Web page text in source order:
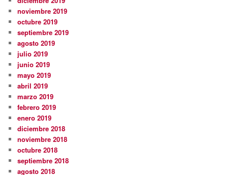
noviembre 2019
octubre 2019
septiembre 2019
agosto 2019
julio 2019
junio 2019
mayo 2019
abril 2019
marzo 2019
febrero 2019
enero 2019
diciembre 2018
noviembre 2018
octubre 2018
septiembre 2018
agosto 2018